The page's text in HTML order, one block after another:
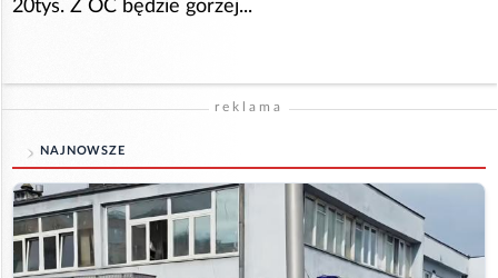
20tys. Z OC będzie gorzej...
reklama
NAJNOWSZE